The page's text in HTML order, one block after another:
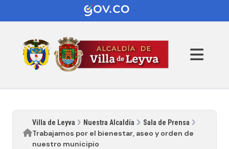
Villa de Leyva Nuestra Alcaldía Sala de Prensa
Trabajamos por el bienestar, aseo y orden de
nuestro municipio